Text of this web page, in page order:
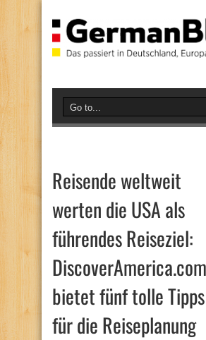
Reisende weltweit
werten die USA als
führendes Reiseziel:
DiscoverAmerica.com
bietet fünf tolle Tipps
für die Reiseplanung